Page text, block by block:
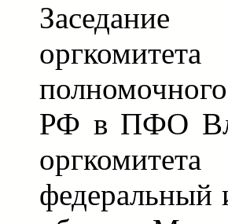
Заседание
РФ в ПФО
федеральный